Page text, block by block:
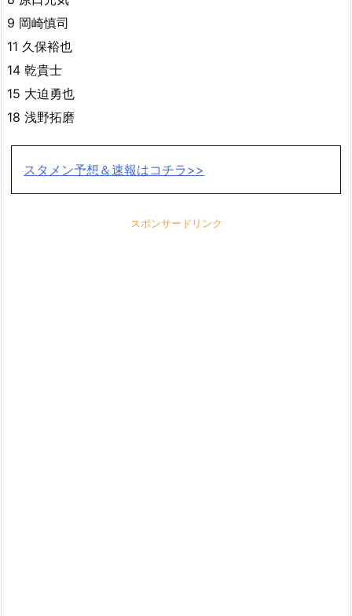
9 岡崎慎司
11 久保裕也
14 乾貴士
15 大迫勇也
18 浅野拓磨
スタメン予想＆速報はコチラ>>
スポンサードリンク